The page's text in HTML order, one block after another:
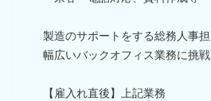
製造のサポートをする総務人事
幅広いバックオフィス業務に挑
【雇入れ直後】上記業務